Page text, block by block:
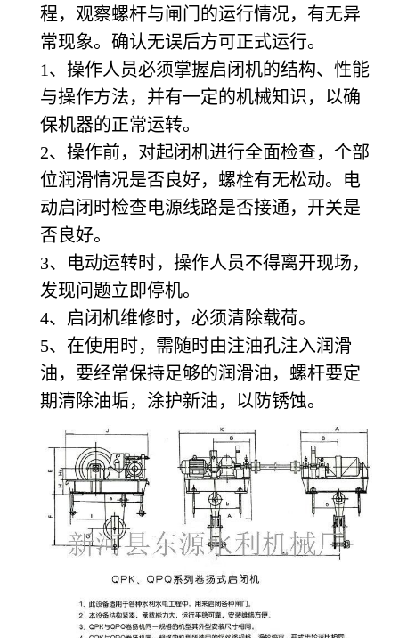
程，观察螺杆与闸门的运行情况，有无异
常现象。确认无误后方可正式运行。
1、操作人员必须掌握启闭机的结构、性能
与操作方法，并有一定的机械知识，以确
保机器的正常运转。
2、操作前，对起闭机进行全面检查，个部
位润滑情况是否良好，螺栓有无松动。电
动启闭时检查电源线路是否接通，开关是
否良好。
3、电动运转时，操作人员不得离开现场，
发现问题立即停机。
4、启闭机维修时，必须清除载荷。
5、在使用时，需随时由注油孔注入润滑
油，要经常保持足够的润滑油，螺杆要定
期清除油垢，涂护新油，以防锈蚀。